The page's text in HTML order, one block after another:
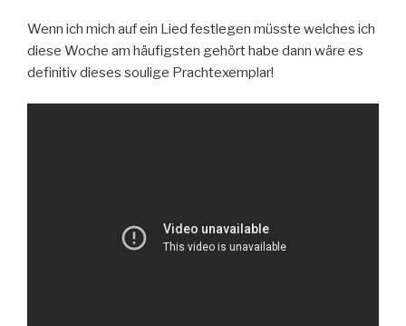
Wenn ich mich auf ein Lied festlegen müsste welches ich
diese Woche am häufigsten gehört habe dann wäre es
definitiv dieses soulige Prachtexemplar!